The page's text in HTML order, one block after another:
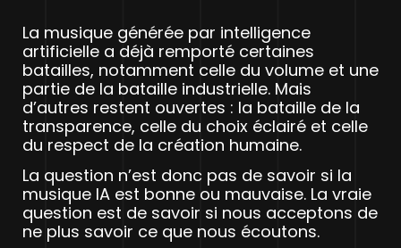
La musique générée par intelligence
artificielle a déjà remporté certaines
batailles, notamment celle du volume et une
partie de la bataille industrielle. Mais
d’autres restent ouvertes : la bataille de la
transparence, celle du choix éclairé et celle
du respect de la création humaine.
La question n’est donc pas de savoir si la
musique IA est bonne ou mauvaise. La vraie
question est de savoir si nous acceptons de
ne plus savoir ce que nous écoutons.